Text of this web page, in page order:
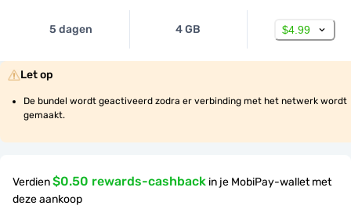
5 dagen 4 GB $4.99
Let op
De bundel wordt geactiveerd zodra er verbinding met het netwerk wordt
gemaakt.
Verdien$0.50 rewards-cashback in je MobiPay-wallet met
deze aankoop